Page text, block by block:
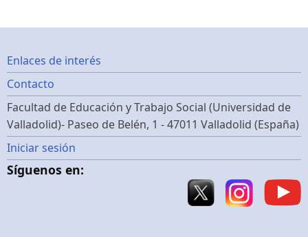
Footer
menu
Enlaces de interés
Contacto
Facultad de Educación y Trabajo Social (Universidad de
Valladolid)- Paseo de Belén, 1 - 47011 Valladolid (España)
Menú
de
Iniciar sesión
Síguenos en: